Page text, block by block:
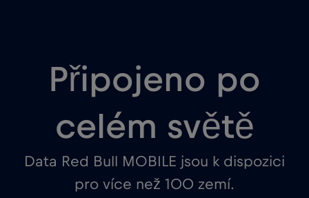
Připojeno po
celém světě
Data Red Bull MOBILE jsou k dispozici
pro více než 100 zemí.